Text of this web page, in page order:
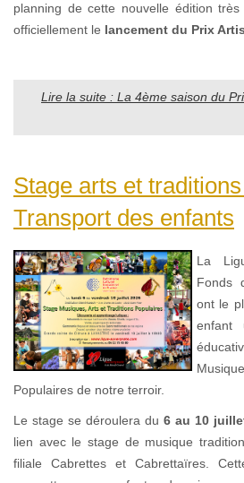
planning de cette nouvelle édition
officiellement le lancement du Prix
Lire la suite : La 4ème saison du
Stage arts et
Transport des enfants
La
Fonds
ont le
enfant
Populaires de notre terroir.
Le stage se déroulera du 6 au 10
lien avec le stage de musique
filiale Cabrettes et Cabrettaïres.